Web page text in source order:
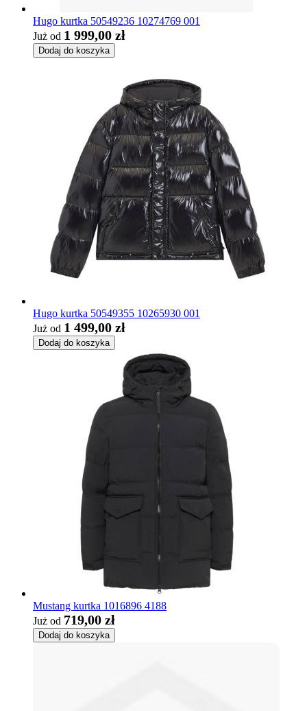
Hugo kurtka 50549236 10274769 001
Już od 1 999,00 zł
Dodaj do koszyka
Hugo kurtka 50549355 10265930 001
Już od 1 499,00 zł
Dodaj do koszyka
Mustang kurtka 1016896 4188
Już od 719,00 zł
Dodaj do koszyka